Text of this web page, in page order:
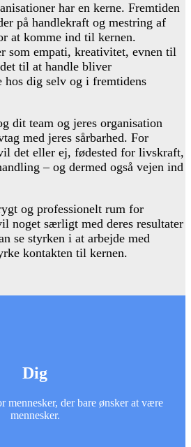
har en kerne. Fremtiden
på handlekraft og mestring af
at komme ind til kernen.
som empati, kreativitet, evnen til
til at handle bliver
hos dig selv og i fremtidens
dit team og jeres organisation
med jeres sårbarhed. For
det eller ej, fødested for livskraft,
– og dermed også vejen ind
og professionelt rum for
noget særligt med deres resultater
se styrken i at arbejde med
kontakten til kernen.
Dig
mennesker, der bare ønsker at være
mennesker.